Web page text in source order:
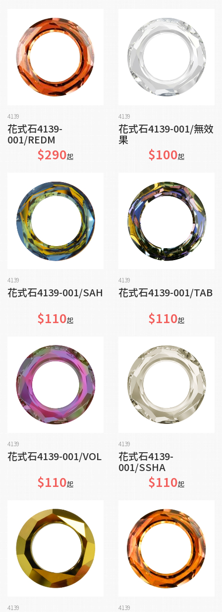
4139
花式石4139-
001/REDM
$290起
4139
花式石4139-001/無效
果
$100起
4139
花式石4139-001/SAH
$110起
4139
花式石4139-001/TAB
$110起
4139
花式石4139-001/VOL
$110起
4139
花式石4139-
001/SSHA
$110起
4139 4139